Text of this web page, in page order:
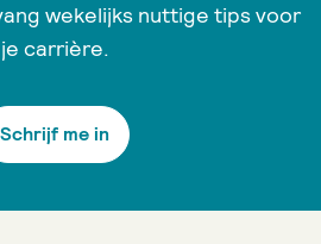
wekelijks nuttige tips voor
je carrière.
Schrijf me in